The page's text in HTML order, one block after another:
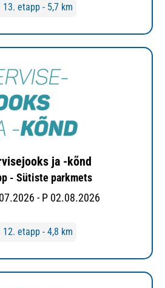
13. etapp - 5,7 km
ja -kõnd
- Sütiste parkmets
- P 02.08.2026
12. etapp - 4,8 km